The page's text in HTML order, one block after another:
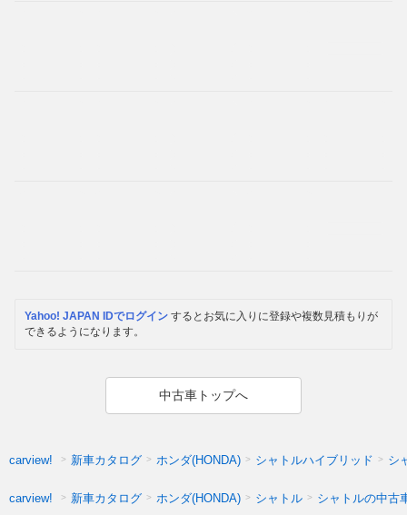
Yahoo! JAPAN IDでログイン するとお気に入りに登録や複数見積もりが
できるようになります。
中古車トップへ
carview! 新車カタログ ホンダ(HONDA) シャトルハイブリッド シ
carview! 新車カタログ ホンダ(HONDA) シャトル シャトルの中古